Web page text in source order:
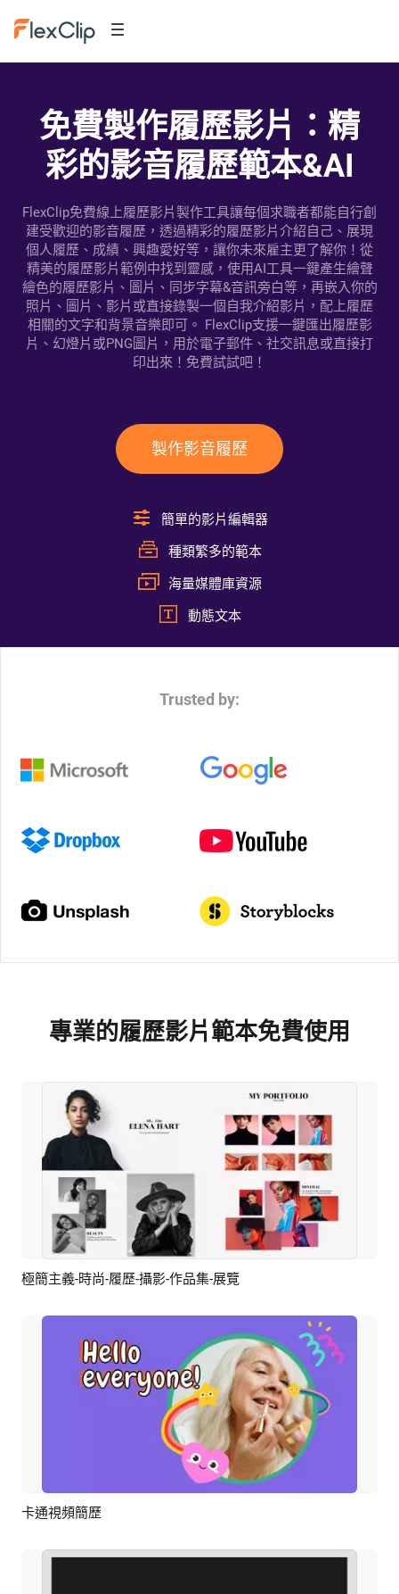
免費製作履歷影片：精
彩的影音履歷範本&AI
FlexClip免費線上履歷影片製作工具讓每個求職者都能自行創
建受歡迎的影音履歷，透過精彩的履歷影片介紹自己、展現
個人履歷、成績、興趣愛好等，讓你未來雇主更了解你！從
精美的履歷影片範例中找到靈感，使用AI工具一鍵產生繪聲
繪色的履歷影片、圖片、同步字幕&音訊旁白等，再嵌入你的
照片、圖片、影片或直接錄製一個自我介紹影片，配上履歷
相關的文字和背景音樂即可。 FlexClip支援一鍵匯出履歷影
片、幻燈片或PNG圖片，用於電子郵件、社交訊息或直接打
印出來！免費試試吧！
製作影音履歷
簡單的影片編輯器
種類繁多的範本
海量媒體庫資源
動態文本
Trusted by:
專業的履歷影片範本免費使用
預覽 AI剪同款
極簡主義-時尚-履歷-攝影-作品集-展覽
卡通視頻簡歷